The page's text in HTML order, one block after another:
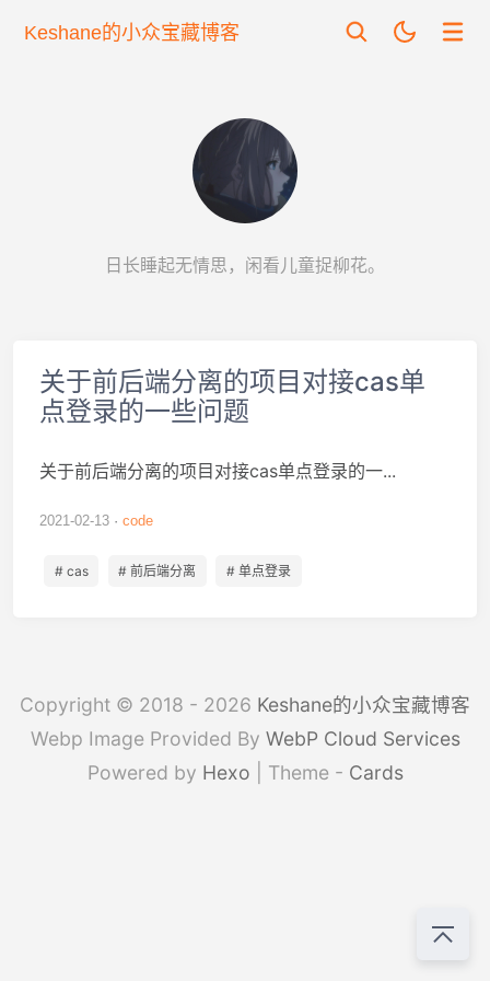
Keshane的小众宝藏博客
日长睡起无情思，闲看儿童捉柳花。
关于前后端分离的项目对接cas单
点登录的一些问题
关于前后端分离的项目对接cas单点登录的一...
2021-02-13 code
# cas # 前后端分离 # 单点登录
Copyright © 2018 - 2026 Keshane的小众宝藏博客
Webp Image Provided By WebP Cloud Services
Powered by Hexo | Theme - Cards